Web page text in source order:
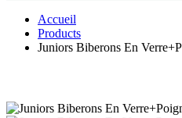
Accueil
Products
Juniors Biberons En